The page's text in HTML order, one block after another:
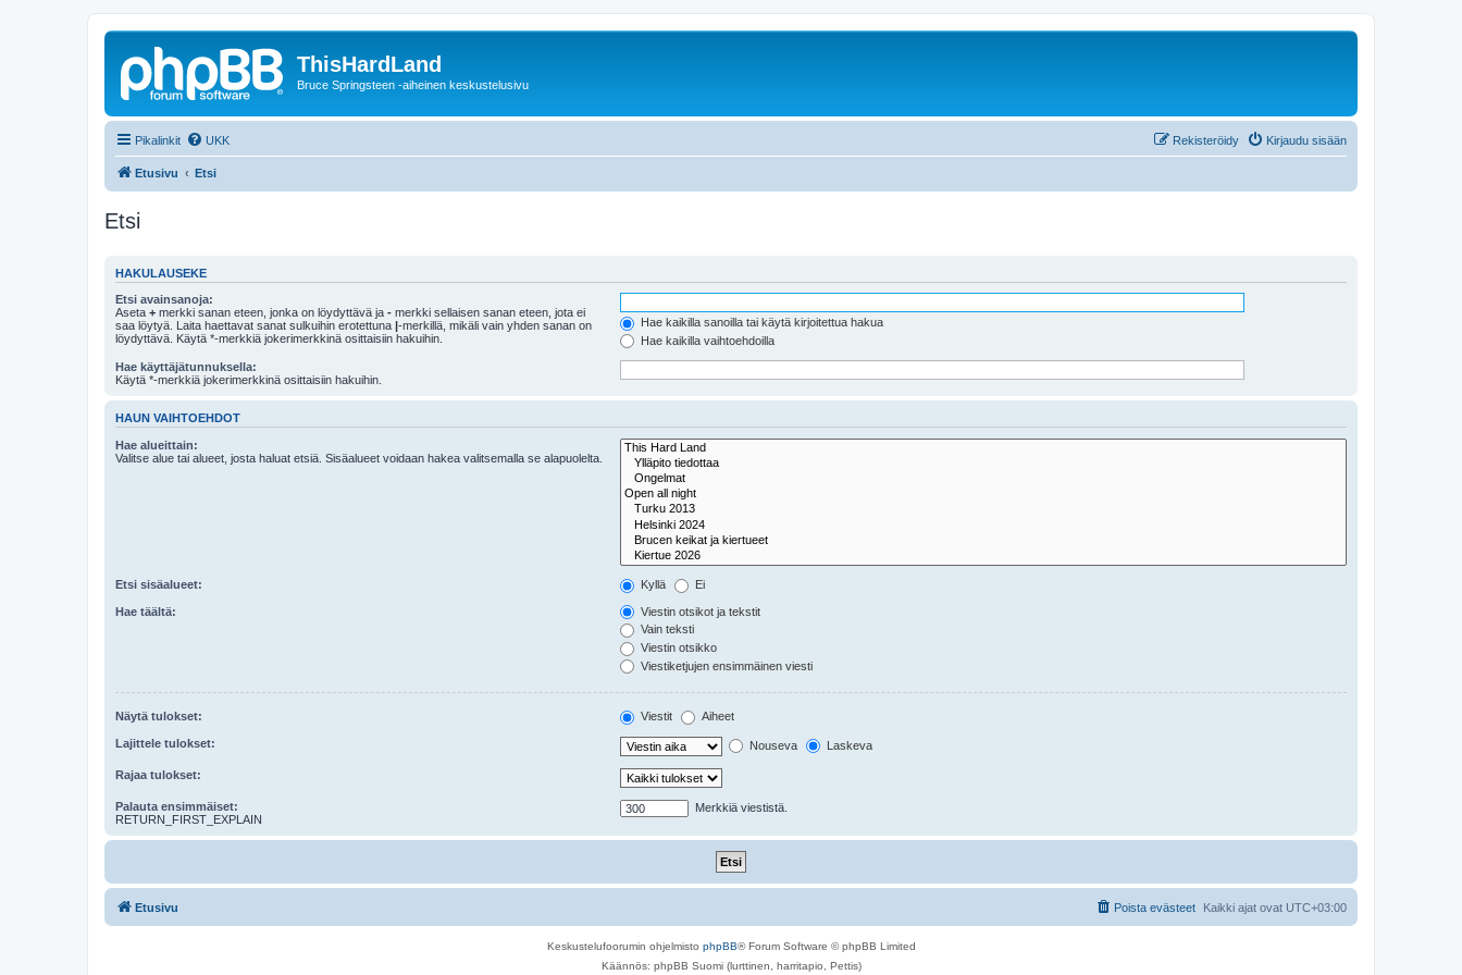
ThisHardLand
Bruce Springsteen -aiheinen keskustelusivu
Pikalinkit UKK Kirjaudu sisään
Rekisteröidy
Etusivu Etsi
Etsi
HAKULAUSEKE
Etsi avainsanoja:
Aseta + merkki sanan eteen, jonka on löydyttävä ja - merkki sellaisen sanan eteen, jota ei
saa löytyä. Laita haettavat sanat sulkuihin erotettuna |-merkillä, mikäli vain yhden sanan on
löydyttävä. Käytä *-merkkiä jokerimerkkinä osittaisiin hakuihin.
Hae kaikilla sanoilla tai käytä kirjoitettua hakua
Hae kaikilla vaihtoehdoilla
Hae käyttäjätunnuksella:
Käytä *-merkkiä jokerimerkkinä osittaisiin hakuihin.
HAUN VAIHTOEHDOT
Hae alueittain:
Valitse alue tai alueet, josta haluat etsiä. Sisäalueet voidaan hakea valitsemalla se alapuolelta.
Etsi sisäalueet: Kyllä Ei
Hae täältä:
Viestin otsikot ja tekstit
Vain teksti
Viestin otsikko
Viestiketjujen ensimmäinen viesti
Näytä tulokset: Viestit Aiheet
Lajittele tulokset: Nouseva Laskeva
Rajaa tulokset:
Palauta ensimmäiset:
RETURN_FIRST_EXPLAIN
Merkkiä viestistä.
Etusivu Kaikki ajat ovat UTC+03:00
Poista evästeet
Keskustelufoorumin ohjelmisto phpBB® Forum Software © phpBB Limited
Käännös: phpBB Suomi (lurttinen, harritapio, Pettis)